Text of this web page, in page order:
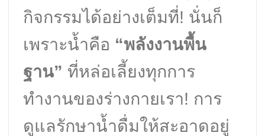
กิจกรรมได้อย่างเต็มที่! นั่นก็
เพราะน้ำคือ “พลังงานพื้น
ฐาน” ที่หล่อเลี้ยงทุกการ
ทำงานของร่างกายเรา! การ
ดูแลรักษาน้ำดื่มให้สะอาดอยู่